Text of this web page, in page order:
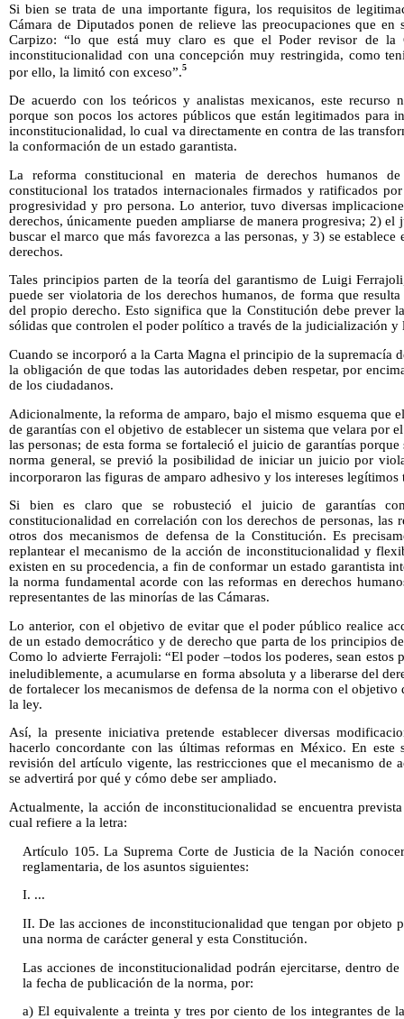
Si bien se trata de una importante figura, los requisitos de
Cámara de Diputados ponen de relieve las preocupaciones que
Carpizo: “lo que está muy claro es que el Poder revisor de la
inconstitucionalidad con una concepción muy restringida, como
por ello, la limitó con exceso”.5
De acuerdo con los teóricos y analistas mexicanos, este recurso
porque son pocos los actores públicos que están legitimados para
inconstitucionalidad, lo cual va directamente en contra de las
la conformación de un estado garantista.
La reforma constitucional en materia de derechos humanos
constitucional los tratados internacionales firmados y ratificados
progresividad y pro persona. Lo anterior, tuvo diversas
derechos, únicamente pueden ampliarse de manera progresiva; 2)
buscar el marco que más favorezca a las personas, y 3) se
derechos.
Tales principios parten de la teoría del garantismo de Luigi
puede ser violatoria de los derechos humanos, de forma que
del propio derecho. Esto significa que la Constitución debe prever
sólidas que controlen el poder político a través de la judicialización y
Cuando se incorporó a la Carta Magna el principio de la supremacía
la obligación de que todas las autoridades deben respetar, por
de los ciudadanos.
Adicionalmente, la reforma de amparo, bajo el mismo esquema que
de garantías con el objetivo de establecer un sistema que velara por
las personas; de esta forma se fortaleció el juicio de garantías
norma general, se previó la posibilidad de iniciar un juicio por
incorporaron las figuras de amparo adhesivo y los intereses
Si bien es claro que se robusteció el juicio de garantías
constitucionalidad en correlación con los derechos de personas, las
otros dos mecanismos de defensa de la Constitución. Es
replantear el mecanismo de la acción de inconstitucionalidad y
existen en su procedencia, a fin de conformar un estado garantista
la norma fundamental acorde con las reformas en derechos
representantes de las minorías de las Cámaras.
Lo anterior, con el objetivo de evitar que el poder público realice
de un estado democrático y de derecho que parta de los principios
Como lo advierte Ferrajoli: “El poder –todos los poderes, sean estos
ineludiblemente, a acumularse en forma absoluta y a liberarse del
de fortalecer los mecanismos de defensa de la norma con el
la ley.
Así, la presente iniciativa pretende establecer diversas
hacerlo concordante con las últimas reformas en México. En este
revisión del artículo vigente, las restricciones que el mecanismo de
se advertirá por qué y cómo debe ser ampliado.
Actualmente, la acción de inconstitucionalidad se encuentra
cual refiere a la letra:
Artículo 105. La Suprema Corte de Justicia de la Nación
reglamentaria, de los asuntos siguientes:
I. ...
II. De las acciones de inconstitucionalidad que tengan por objeto
una norma de carácter general y esta Constitución.
Las acciones de inconstitucionalidad podrán ejercitarse, dentro
la fecha de publicación de la norma, por:
a) El equivalente a treinta y tres por ciento de los integrantes de